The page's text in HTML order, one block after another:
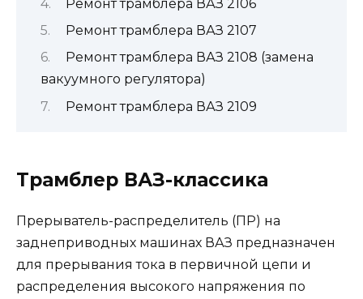
Ремонт трамблера ВАЗ 2106
Ремонт трамблера ВАЗ 2107
Ремонт трамблера ВАЗ 2108 (замена
вакуумного регулятора)
Ремонт трамблера ВАЗ 2109
Трамблер ВАЗ-классика
Прерыватель-распределитель (ПР) на
заднеприводных машинах ВАЗ предназначен
для прерывания тока в первичной цепи и
распределения высокого напряжения по